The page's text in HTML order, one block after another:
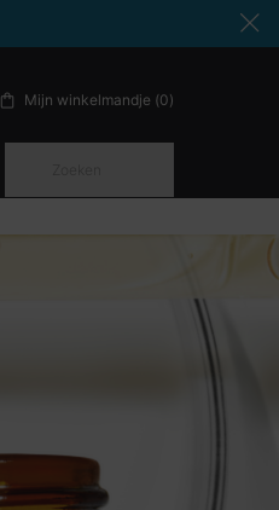
Mijn winkelmandje 0
0 product in winkelwagen